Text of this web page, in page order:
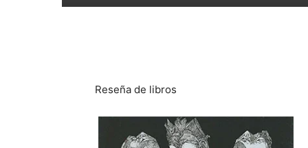
Reseña de libros